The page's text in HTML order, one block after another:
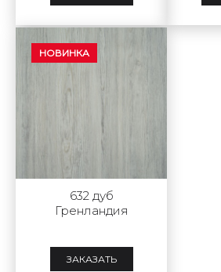
НОВИНКА
632 дуб
Гренландия
ЗАКАЗАТЬ